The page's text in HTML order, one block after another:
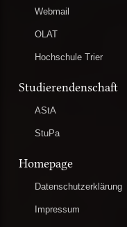
Webmail
OLAT
Hochschule Trier
Studierendenschaft
AStA
StuPa
Homepage
Datenschutzerklärung
Impressum